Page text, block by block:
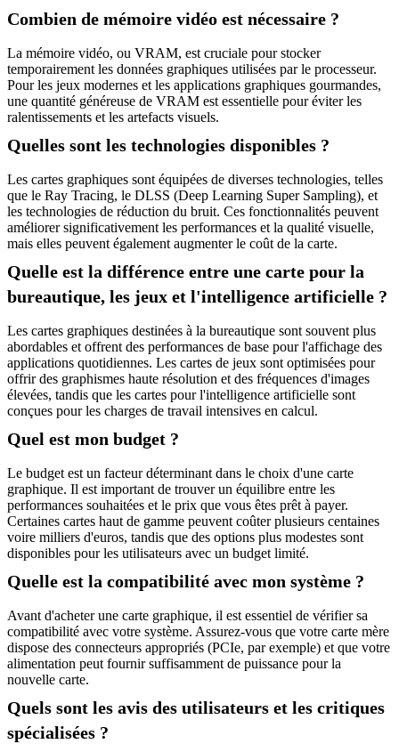
Combien de mémoire vidéo est nécessaire ?
La mémoire vidéo, ou VRAM, est cruciale pour stocker
temporairement les données graphiques utilisées par le processeur.
Pour les jeux modernes et les applications graphiques gourmandes,
une quantité généreuse de VRAM est essentielle pour éviter les
ralentissements et les artefacts visuels.
Quelles sont les technologies disponibles ?
Les cartes graphiques sont équipées de diverses technologies, telles
que le Ray Tracing, le DLSS (Deep Learning Super Sampling), et
les technologies de réduction du bruit. Ces fonctionnalités peuvent
améliorer significativement les performances et la qualité visuelle,
mais elles peuvent également augmenter le coût de la carte.
Quelle est la différence entre une carte pour la
bureautique, les jeux et l'intelligence artificielle ?
Les cartes graphiques destinées à la bureautique sont souvent plus
abordables et offrent des performances de base pour l'affichage des
applications quotidiennes. Les cartes de jeux sont optimisées pour
offrir des graphismes haute résolution et des fréquences d'images
élevées, tandis que les cartes pour l'intelligence artificielle sont
conçues pour les charges de travail intensives en calcul.
Quel est mon budget ?
Le budget est un facteur déterminant dans le choix d'une carte
graphique. Il est important de trouver un équilibre entre les
performances souhaitées et le prix que vous êtes prêt à payer.
Certaines cartes haut de gamme peuvent coûter plusieurs centaines
voire milliers d'euros, tandis que des options plus modestes sont
disponibles pour les utilisateurs avec un budget limité.
Quelle est la compatibilité avec mon système ?
Avant d'acheter une carte graphique, il est essentiel de vérifier sa
compatibilité avec votre système. Assurez-vous que votre carte mère
dispose des connecteurs appropriés (PCIe, par exemple) et que votre
alimentation peut fournir suffisamment de puissance pour la
nouvelle carte.
Quels sont les avis des utilisateurs et les critiques
spécialisées ?